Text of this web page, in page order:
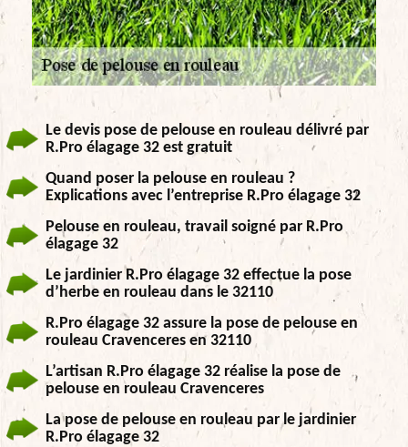
Le devis pose de pelouse en rouleau délivré par
R.Pro élagage 32 est gratuit
Quand poser la pelouse en rouleau ?
Explications avec l’entreprise R.Pro élagage 32
Pelouse en rouleau, travail soigné par R.Pro
élagage 32
Le jardinier R.Pro élagage 32 effectue la pose
d’herbe en rouleau dans le 32110
R.Pro élagage 32 assure la pose de pelouse en
rouleau Cravenceres en 32110
L’artisan R.Pro élagage 32 réalise la pose de
pelouse en rouleau Cravenceres
La pose de pelouse en rouleau par le jardinier
R.Pro élagage 32